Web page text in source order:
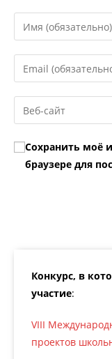
Введите
свое
имя
или
пользователя,
чтобы
прокомментировать
Введите
свой
email-
адрес,
прокомментировать
Введите
URL
вашего
веб-
сайта
Сохранить моё
браузере для
Конкурс, в
участие:
VIII
проектов